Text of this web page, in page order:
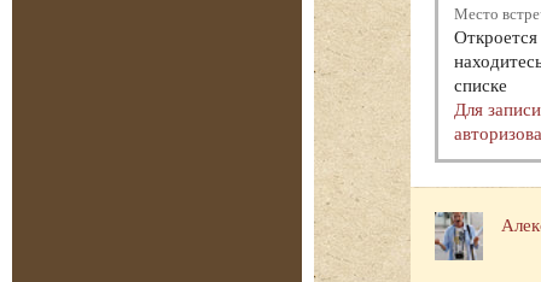
Место
списке
Для